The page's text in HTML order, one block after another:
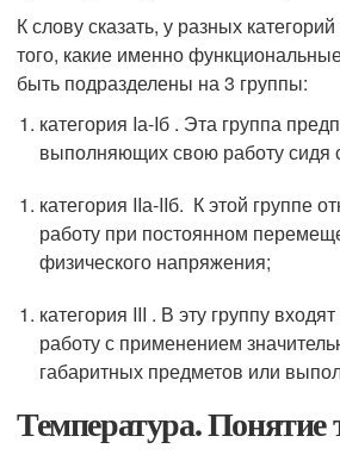
К слову сказать, у разных
того, какие именно
быть подразделены на 3 группы:
категория Iа-Iб . Эта группа
выполняющих свою работу
категория IIа-IIб. К этой группе
работу при постоянном
физического напряжения;
категория III . В эту группу
работу с применением
габаритных предметов или
Температура.